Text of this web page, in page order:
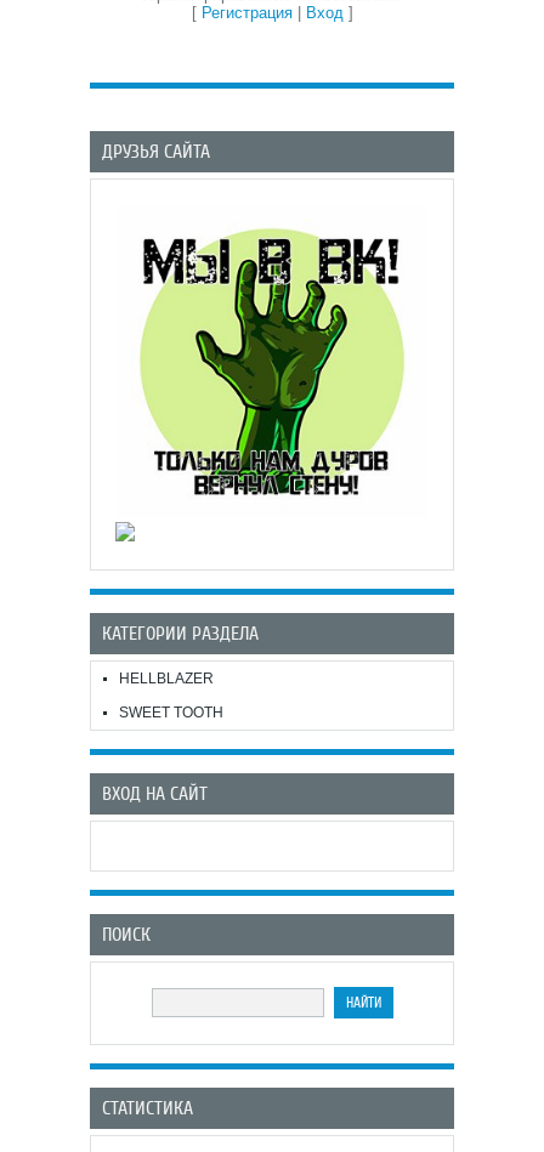
[ Регистрация| Вход]
ДРУЗЬЯ САЙТА
КАТЕГОРИИ РАЗДЕЛА
HELLBLAZER
SWEET TOOTH
ВХОД НА САЙТ
ПОИСК
СТАТИСТИКА